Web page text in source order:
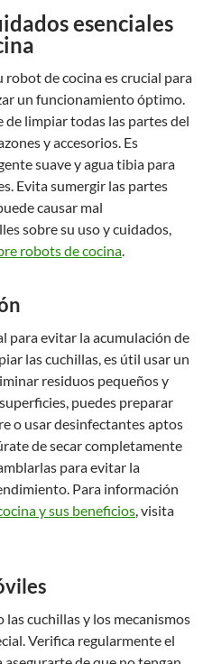
esenciales
robot de cocina es crucial para
un funcionamiento óptimo.
de limpiar todas las partes del
y accesorios. Es
suave y agua tibia para
Evita sumergir las partes
causar mal
sobre su uso y cuidados,
robots de cocina.
para evitar la acumulación de
las cuchillas, es útil usar un
residuos pequeños y
puedes preparar
o usar desinfectantes aptos
de secar completamente
para evitar la
Para información
y sus beneficios, visita
cuchillas y los mecanismos
Verifica regularmente el